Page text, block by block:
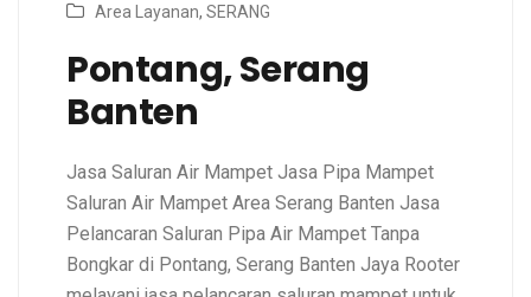
Area Layanan, SERANG
Pontang, Serang
Banten
Jasa Saluran Air Mampet Jasa Pipa Mampet
Saluran Air Mampet Area Serang Banten Jasa
Pelancaran Saluran Pipa Air Mampet Tanpa
Bongkar di Pontang, Serang Banten Jaya Rooter